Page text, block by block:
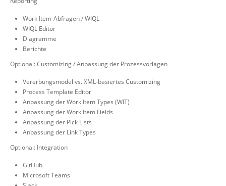
Work Item-Abfragen / WIQL
WIQL Editor
Diagramme
Berichte
Optional: Customizing / Anpassung der Prozessvorlagen
Vererbungsmodel vs. XML-basiertes Customizing
Process Template Editor
Anpassung der Work Item Types (WIT)
Anpassung der Work Item Fields
Anpassung der Pick Lists
Anpassung der Link Types
Optional: Integration
GitHub
Microsoft Teams